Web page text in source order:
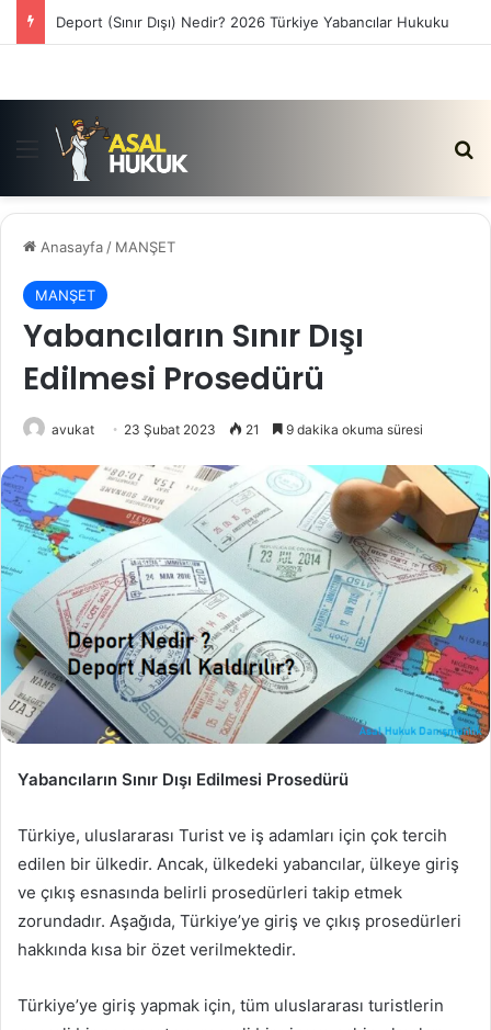
Satış Vaadi Sözleşmesi İptali Nedir?
Menü
Anasayfa / MANŞET
MANŞET
Yabancıların Sınır Dışı
Edilmesi Prosedürü
avukat 23 Şubat 2023 21 9 dakika okuma süresi
Yabancıların Sınır Dışı Edilmesi Prosedürü
Türkiye, uluslararası Turist ve iş adamları için çok tercih
edilen bir ülkedir. Ancak, ülkedeki yabancılar, ülkeye giriş
ve çıkış esnasında belirli prosedürleri takip etmek
zorundadır. Aşağıda, Türkiye’ye giriş ve çıkış prosedürleri
hakkında kısa bir özet verilmektedir.
Türkiye’ye giriş yapmak için, tüm uluslararası turistlerin